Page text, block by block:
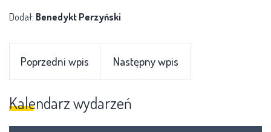
Dodał: Benedykt Perzyński
Poprzedni wpis Następny wpis
Kalendarz wydarzeń